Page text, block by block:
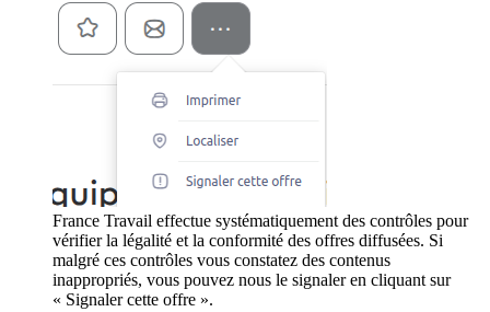
France Travail effectue systématiquement des contrôles pour
vérifier la légalité et la conformité des offres diffusées. Si
malgré ces contrôles vous constatez des contenus
inappropriés, vous pouvez nous le signaler en cliquant sur
« Signaler cette offre ».